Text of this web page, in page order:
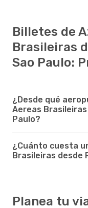
Billetes de
Brasileiras
Sao Paulo:
¿Desde qué
Aereas
Paulo?
¿Cuánto cuesta
Brasileiras desde
Planea tu